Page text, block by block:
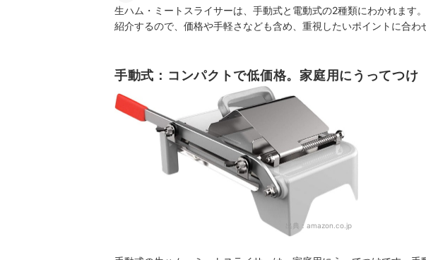
生ハム・ミートスライサーは、手動式と電動式の2種類にわかれます
紹介するので、価格や手軽さなども含め、重視したいポイントに合わ
手動式：コンパクトで低価格。家庭用にうってつけ
出典： amazon.co.jp